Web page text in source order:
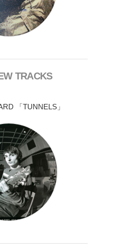
TRACKS
「TUNNELS」